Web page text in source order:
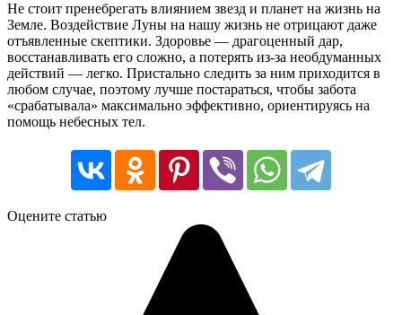
Не стоит пренебрегать влиянием звезд и планет на жизнь на
Земле. Воздействие Луны на нашу жизнь не отрицают даже
отъявленные скептики. Здоровье — драгоценный дар,
восстанавливать его сложно, а потерять из-за необдуманных
действий — легко. Пристально следить за ним приходится в
любом случае, поэтому лучше постараться, чтобы забота
«срабатывала» максимально эффективно, ориентируясь на
помощь небесных тел.
Оцените статью